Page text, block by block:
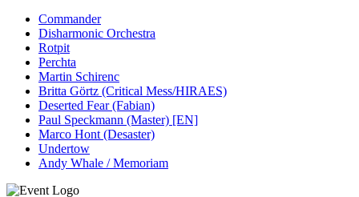
Commander
Disharmonic Orchestra
Rotpit
Perchta
Martin Schirenc
Britta Görtz (Critical Mess/HIRAES)
Deserted Fear (Fabian)
Paul Speckmann (Master) [EN]
Marco Hont (Desaster)
Undertow
Andy Whale / Memoriam